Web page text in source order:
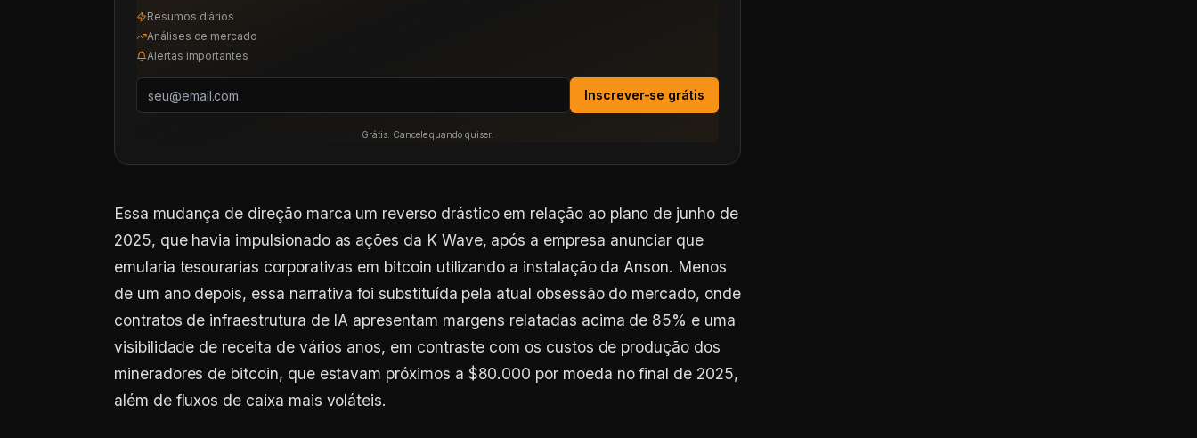
Resumos diários
Análises de mercado
Alertas importantes
Inscrever-se grátis
Grátis. Cancele quando quiser.
Essa mudança de direção marca um reverso drástico em relação ao plano de junho de
2025, que havia impulsionado as ações da K Wave, após a empresa anunciar que
emularia tesourarias corporativas em bitcoin utilizando a instalação da Anson. Menos
de um ano depois, essa narrativa foi substituída pela atual obsessão do mercado, onde
contratos de infraestrutura de IA apresentam margens relatadas acima de 85% e uma
visibilidade de receita de vários anos, em contraste com os custos de produção dos
mineradores de bitcoin, que estavam próximos a $80.000 por moeda no final de 2025,
além de fluxos de caixa mais voláteis.